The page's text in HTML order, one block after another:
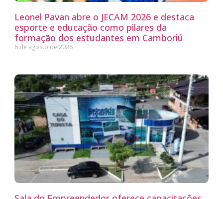
Leonel Pavan abre o JECAM 2026 e destaca
esporte e educação como pilares da
formação dos estudantes em Camboriú
6 de agosto de 2026